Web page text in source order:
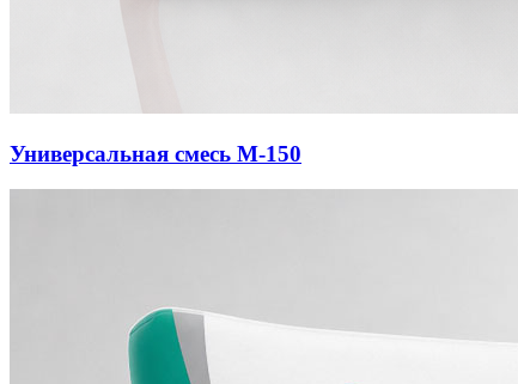
Универсальная смесь М-150